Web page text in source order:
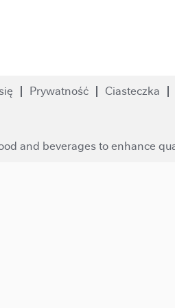
Prywatność Ciasteczka
and beverages to enhance